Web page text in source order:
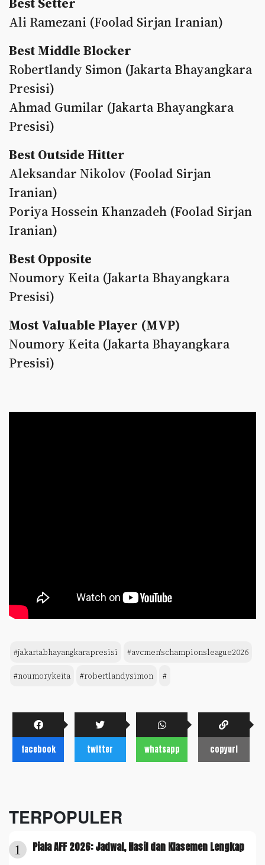
Ali Ramezani (Foolad Sirjan Iranian)
Best Middle Blocker
Robertlandy Simon (Jakarta Bhayangkara
Presisi)
Ahmad Gumilar (Jakarta Bhayangkara
Presisi)
Best Outside Hitter
Aleksandar Nikolov (Foolad Sirjan
Iranian)
Poriya Hossein Khanzadeh (Foolad Sirjan
Iranian)
Best Opposite
Noumory Keita (Jakarta Bhayangkara
Presisi)
Most Valuable Player (MVP)
Noumory Keita (Jakarta Bhayangkara
Presisi)
#jakartabhayangkarapresisi #avcmen'schampionsleague2026
#noumorykeita #robertlandysimon #
facebook twitter whatsapp copyurl
TERPOPULER
1 Piala AFF 2026: Jadwal, Hasil dan Klasemen Lengkap